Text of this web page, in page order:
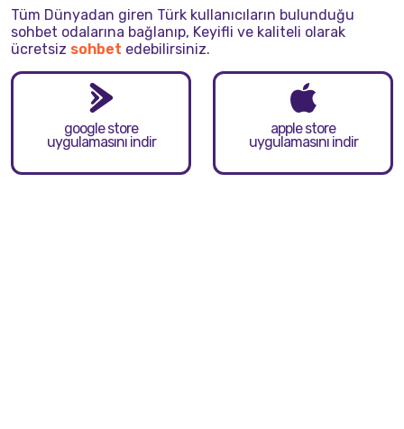
Tüm Dünyadan giren Türk kullanıcıların bulunduğu
sohbet odalarına bağlanıp, Keyifli ve kaliteli olarak
ücretsiz sohbet edebilirsiniz.
google store
uygulamasını indir
apple store
uygulamasını indir